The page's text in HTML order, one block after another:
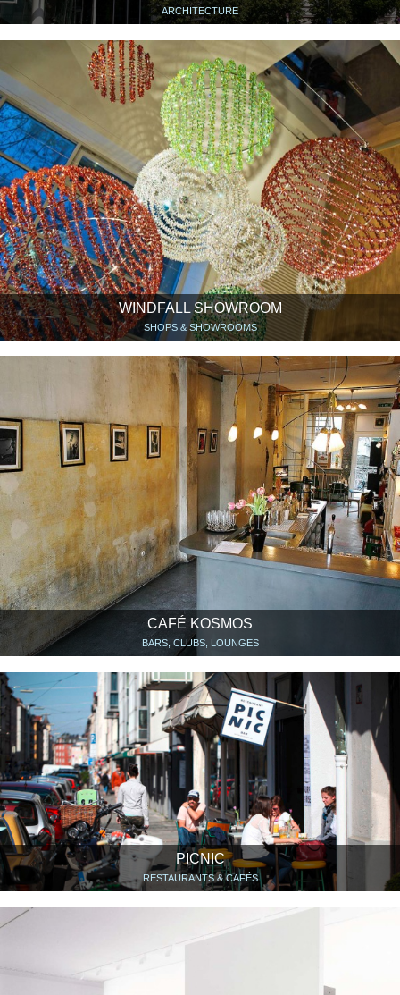
ARCHITECTURE
WINDFALL SHOWROOM
SHOPS & SHOWROOMS
CAFÉ KOSMOS
BARS, CLUBS, LOUNGES
PICNIC
RESTAURANTS & CAFÉS